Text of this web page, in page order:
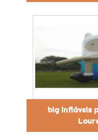
big infláveis